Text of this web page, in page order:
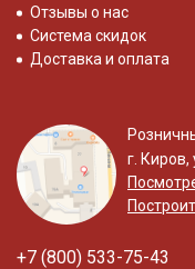
Отзывы о нас
Система скидок
Доставка и оплата
г. Киров,
+7 (800) 533-75-43